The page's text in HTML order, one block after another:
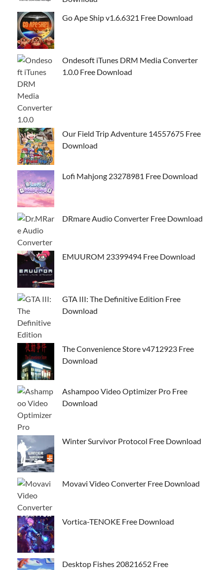
Go Ape Ship v1.6.6321 Free Download
Ondesoft iTunes DRM Media Converter
1.0.0 Free Download
Our Field Trip Adventure 14557675 Free
Download
Lofi Mahjong 23278981 Free Download
DRmare Audio Converter Free Download
EMUUROM 23399494 Free Download
GTA III: The Definitive Edition Free
Download
The Convenience Store v4712923 Free
Download
Ashampoo Video Optimizer Pro Free
Download
Winter Survivor Protocol Free Download
Movavi Video Converter Free Download
Vortica-TENOKE Free Download
Desktop Fishes 20821652 Free